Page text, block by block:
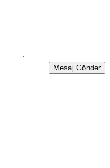
Mesaj Göndər